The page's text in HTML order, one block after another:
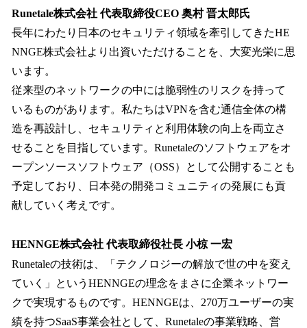
Runetale株式会社 代表取締役CEO 奥村 晋太郎氏
長年にわたり日本のセキュリティ領域を牽引してきたHE
NNGE株式会社より出資いただけることを、大変光栄に思
います。
従来型のネットワークの中には脆弱性のリスクを持って
いるものがあります。私たちはVPNを含む通信全体の構
造を再設計し、セキュリティと利用体験の向上を両立さ
せることを目指しています。Runetaleのソフトウェアをオ
ープンソースソフトウェア（OSS）として公開することも
予定しており、日本発の開発コミュニティの発展にも貢
献していく考えです。
HENNGE株式会社 代表取締役社長 小椋 一宏
Runetaleの技術は、「テクノロジーの解放で世の中を変え
ていく」というHENNGEの理念をまさに企業ネットワー
クで実現するものです。HENNGEは、270万ユーザーの実
績を持つSaaS事業会社として、Runetaleの事業戦略、営